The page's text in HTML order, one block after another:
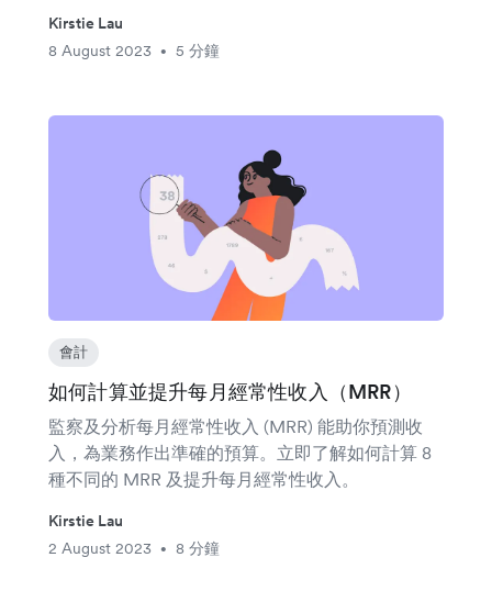
Kirstie Lau
8 August 2023
• 5 分鐘
會計
如何計算並提升每月經常性收入（MRR）
監察及分析每月經常性收入 (MRR) 能助你預測收
入，為業務作出準確的預算。立即了解如何計算 8
種不同的 MRR 及提升每月經常性收入。
Kirstie Lau
2 August 2023
• 8 分鐘